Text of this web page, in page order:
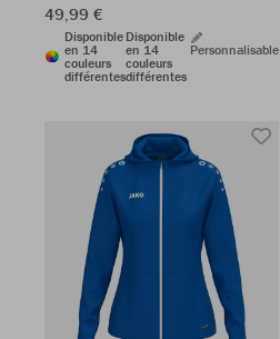
49,99 €
Disponible
en 14
couleurs
différentes
Disponible
en 14
couleurs
différentes
Personnalisable